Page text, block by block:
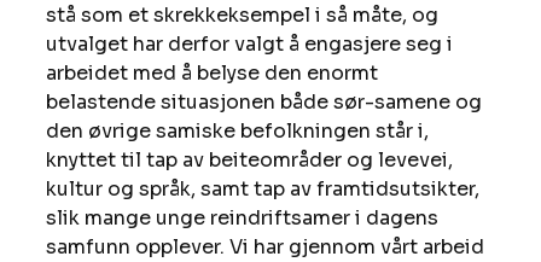
stå som et skrekkeksempel i så måte, og
utvalget har derfor valgt å engasjere seg i
arbeidet med å belyse den enormt
belastende situasjonen både sør-samene og
den øvrige samiske befolkningen står i,
knyttet til tap av beiteområder og levevei,
kultur og språk, samt tap av framtidsutsikter,
slik mange unge reindriftsamer i dagens
samfunn opplever. Vi har gjennom vårt arbeid